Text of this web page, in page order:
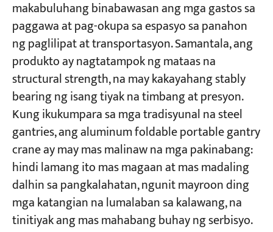
Mga Blog
Balita
Mga Aplikasyon
Tungkol sa atin
Makipag-ugnayan sa amin
makabuluhang binabawasan ang mga gastos sa
paggawa at pag-okupa sa espasyo sa panahon
ng paglilipat at transportasyon. Samantala, ang
produkto ay nagtatampok ng mataas na
structural strength, na may kakayahang stably
bearing ng isang tiyak na timbang at presyon.
Kung ikukumpara sa mga tradisyunal na steel
gantries, ang aluminum foldable portable gantry
crane ay may mas malinaw na mga pakinabang:
hindi lamang ito mas magaan at mas madaling
dalhin sa pangkalahatan, ngunit mayroon ding
mga katangian na lumalaban sa kalawang, na
tinitiyak ang mas mahabang buhay ng serbisyo.